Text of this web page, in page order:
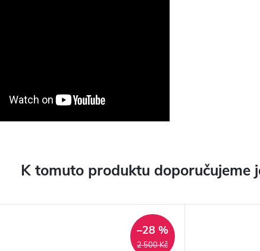
K tomuto produktu doporučujeme
2 500 Kč
–28 %